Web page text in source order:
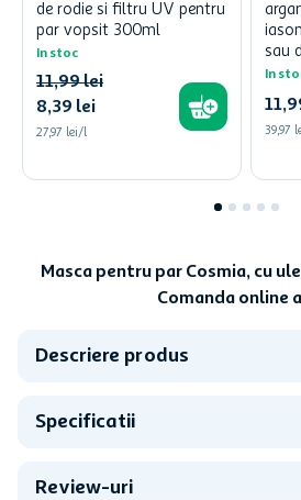
de rodie si filtru UV pentru
par vopsit 300ml
In stoc
8,39 lei
11,99lei
27,97 lei/l
sau
In
11,
39,97
Masca pentru par Cosmia, cu
Comanda online
Descriere produs
Specificatii
Review-uri